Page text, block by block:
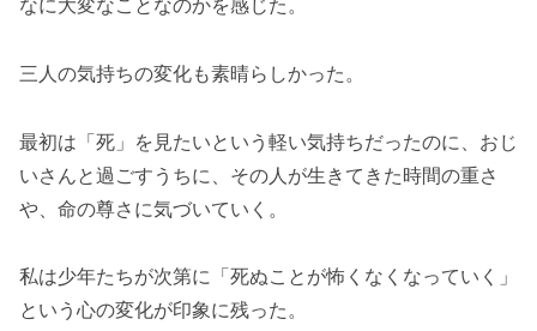
三人の気持ちの変化も素晴らしかった。
最初は「死」を見たいという軽い気持ちだったのに、おじ
いさんと過ごすうちに、その人が生きてきた時間の重さ
や、命の尊さに気づいていく。
私は少年たちが次第に「死ぬことが怖くなくなっていく」
という心の変化が印象に残った。